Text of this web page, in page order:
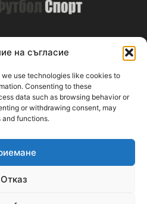
на съгласие
use technologies like cookies to
Consenting to these
data such as browsing behavior or
or withdrawing consent, may
functions.
Отказ
US
пловдивска изцяло футболна
медия!
US